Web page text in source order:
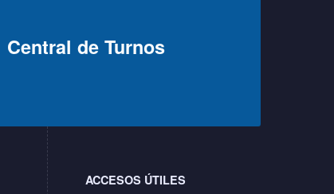
Central de Turnos
ACCESOS ÚTILES